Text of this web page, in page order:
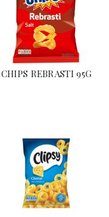
CHIPS REBRASTI 95G